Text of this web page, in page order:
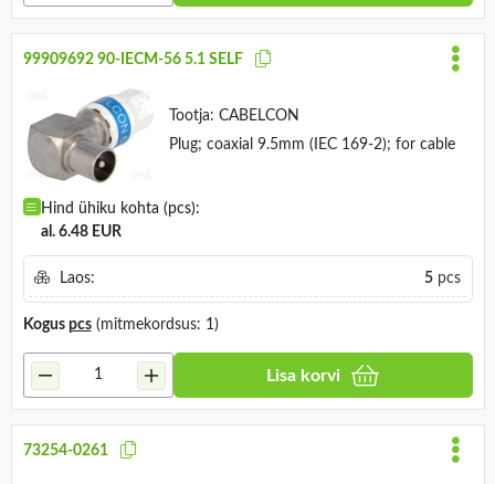
99909692 90-IECM-56 5.1 SELF
Tootja: CABELCON
Plug; coaxial 9.5mm (IEC 169-2); for cable
Hind ühiku kohta (pcs):
al. 6.48 EUR
Laos: 5pcs
Kogus pcs(mitmekordsus: 1)
Lisa korvi
73254-0261